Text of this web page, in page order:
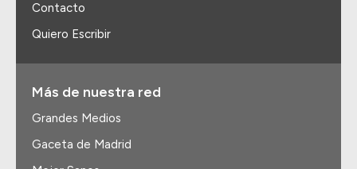
Contacto
Quiero Escribir
Más de nuestra red
Grandes Medios
Gaceta de Madrid